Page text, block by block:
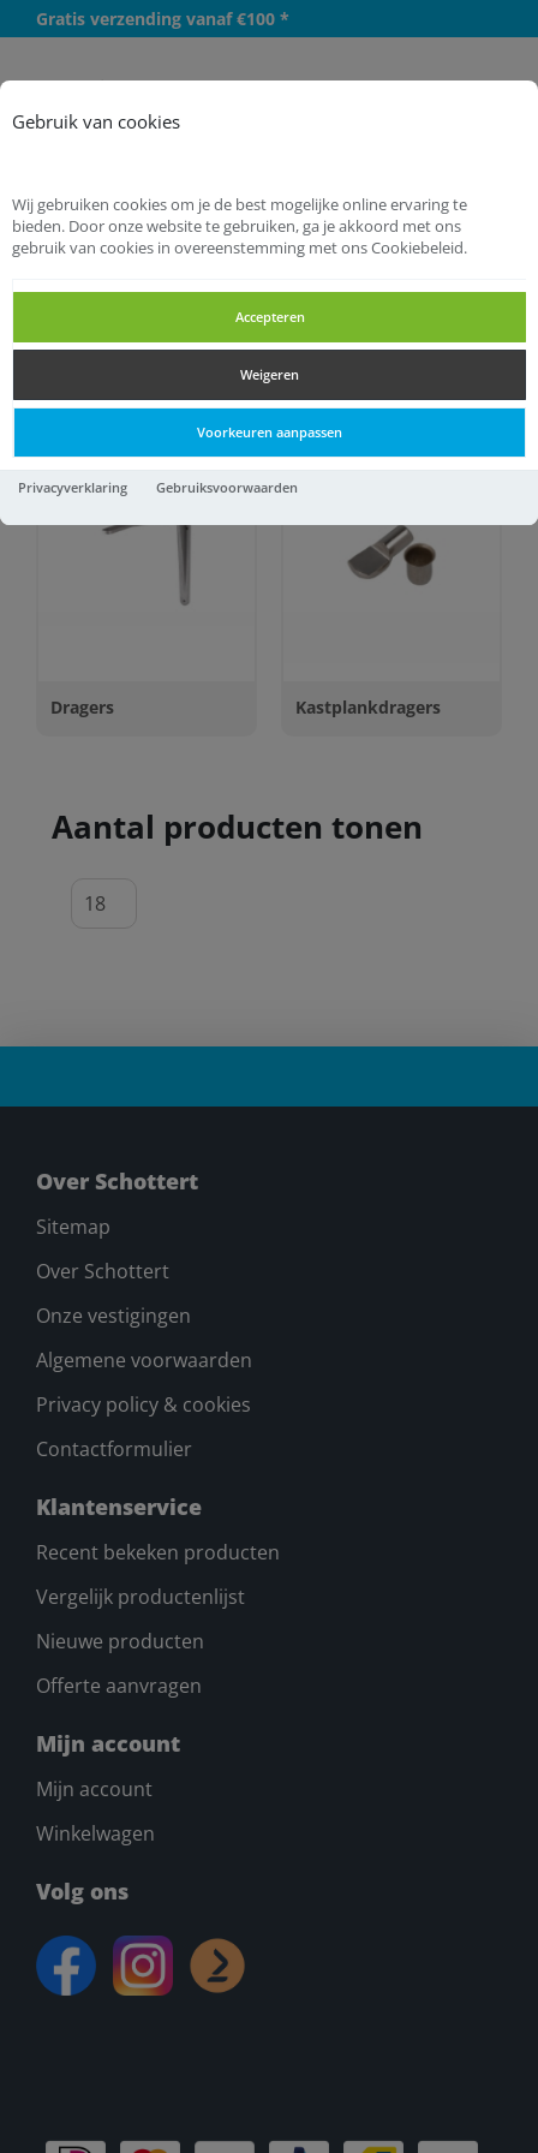
Gebruik van cookies
Wij gebruiken cookies om je de best mogelijke online ervaring te
bieden. Door onze website te gebruiken, ga je akkoord met ons
gebruik van cookies in overeenstemming met ons Cookiebeleid.
Accepteren
Weigeren
Voorkeuren aanpassen
Privacyverklaring Gebruiksvoorwaarden
Gratis verzending vanaf €100 *
Startpagina IJzerwaren Dragers
Dragers Kastplankdragers
Aantal producten tonen
Over Schottert
Sitemap
Over Schottert
Onze vestigingen
Algemene voorwaarden
Privacy policy & cookies
Contactformulier
Klantenservice
Recent bekeken producten
Vergelijk productenlijst
Nieuwe producten
Offerte aanvragen
Mijn account
Mijn account
Winkelwagen
Volg ons